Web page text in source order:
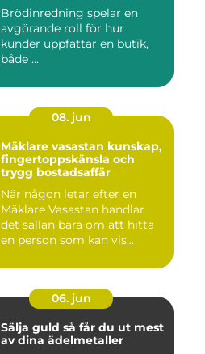
Brödinredning spelar en
avgörande roll för hur
kunder uppfattar en butik,
både ...
08. jun
Mäklare vasastan kunskap,
fingertoppskänsla och
trygg bostadsaffär
När någon letar efter en
Mäklare Vasastan handlar
det sällan bara om att hitta
en person som kan vis...
06. jun
Sälja guld så får du ut mest
av dina ädelmetaller